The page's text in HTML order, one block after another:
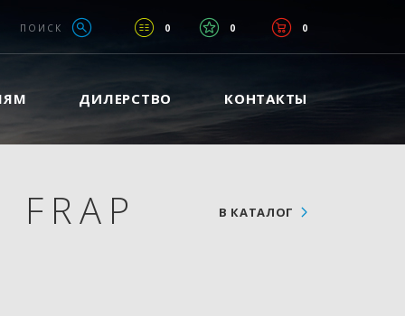
0 0 0
ПОИСК
ДИЛЕРСТВО КОНТАКТЫ
В КАТАЛОГ